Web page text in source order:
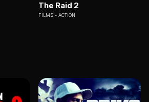
The Raid 2
FILMS ACTION